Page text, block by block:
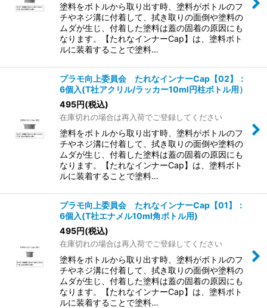
塗料をボトルから取り出す時、塗料がボトルのフ
チやネジ溝に付着して、拭き取りの面倒や塗料の
ムダが生じ、付着した塗料は蓋の固着の原因にも
なります。【たれなインナーCap】は、塗料ボト
ルに装着することで塗料…
プラモ向上委員会 たれなインナーCap【02】：
6個入(T社アクリル/ラッカー10ml円柱ボトル用）
495円(税込)
在庫切れの場合は再入荷でご登録してください
塗料をボトルから取り出す時、塗料がボトルのフ
チやネジ溝に付着して、拭き取りの面倒や塗料の
ムダが生じ、付着した塗料は蓋の固着の原因にも
なります。【たれなインナーCap】は、塗料ボト
ルに装着することで塗料…
プラモ向上委員会 たれなインナーCap【01】：
6個入(T社エナメル10ml角ボトル用)
495円(税込)
在庫切れの場合は再入荷でご登録してください
塗料をボトルから取り出す時、塗料がボトルのフ
チやネジ溝に付着して、拭き取りの面倒や塗料の
ムダが生じ、付着した塗料は蓋の固着の原因にも
なります。【たれなインナーCap】は、塗料ボト
ルに装着することで塗料…